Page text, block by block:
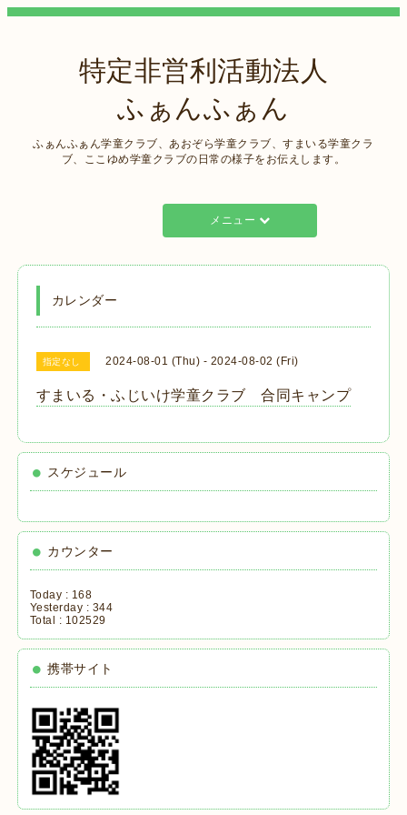
特定非営利活動法人
ふぁんふぁん
ふぁんふぁん学童クラブ、あおぞら学童クラブ、すまいる学童クラ
ブ、ここゆめ学童クラブの日常の様子をお伝えします。
メニュー
カレンダー
指定なし 2024-08-01 (Thu) - 2024-08-02 (Fri)
すまいる・ふじいけ学童クラブ 合同キャンプ
スケジュール
カウンター
Today : 168
Yesterday : 344
Total : 102529
携帯サイト